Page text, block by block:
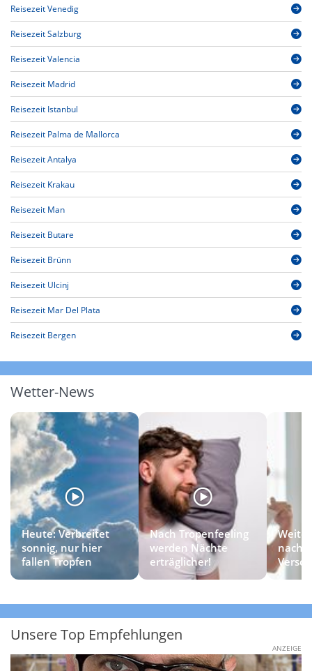
Reisezeit Venedig
Reisezeit Salzburg
Reisezeit Valencia
Reisezeit Madrid
Reisezeit Istanbul
Reisezeit Palma de Mallorca
Reisezeit Antalya
Reisezeit Krakau
Reisezeit Man
Reisezeit Butare
Reisezeit Brünn
Reisezeit Ulcinj
Reisezeit Mar Del Plata
Reisezeit Bergen
Wetter-News
Heute: Verbreitet
sonnig, nur hier
fallen Tropfen
Nach Tropenfeeling
werden Nächte
erträglicher!
nach
Unsere Top Empfehlungen
ANZEIGE